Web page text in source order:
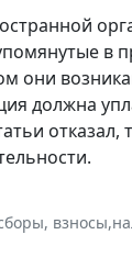
в
они
должна
взносы,